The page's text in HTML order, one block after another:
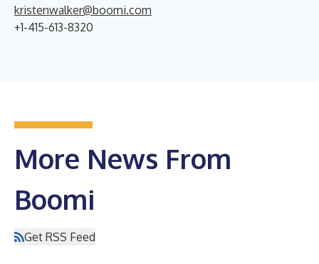
kristenwalker@boomi.com
+1-415-613-8320
More News From
Boomi
Get RSS Feed